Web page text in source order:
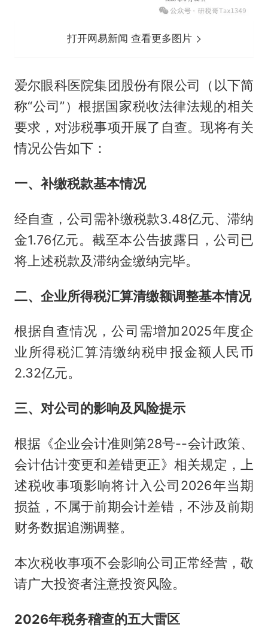
打开网易新闻 查看更多图片
爱尔眼科医院集团股份有限公司（以下简
称“公司”）根据国家税收法律法规的相关
要求，对涉税事项开展了自查。现将有关
情况公告如下：
一、补缴税款基本情况
经自查，公司需补缴税款3.48亿元、滞纳
金1.76亿元。截至本公告披露日，公司已
将上述税款及滞纳金缴纳完毕。
二、企业所得税汇算清缴额调整基本情况
根据自查情况，公司需增加2025年度企
业所得税汇算清缴纳税申报金额人民币
2.32亿元。
三、对公司的影响及风险提示
根据《企业会计准则第28号--会计政策、
会计估计变更和差错更正》相关规定，上
述税收事项影响将计入公司2026年当期
损益，不属于前期会计差错，不涉及前期
财务数据追溯调整。
本次税收事项不会影响公司正常经营，敬
请广大投资者注意投资风险。
2026年税务稽查的五大雷区